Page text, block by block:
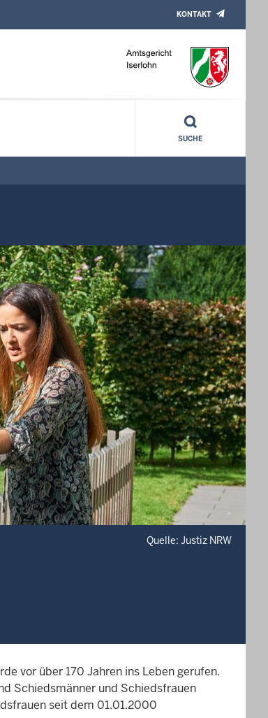
KONTAKT
SUCHE
Quelle: Justiz NRW
vor über 170 Jahren ins Leben gerufen.
Schiedsmänner und Schiedsfrauen
seit dem 01.01.2000